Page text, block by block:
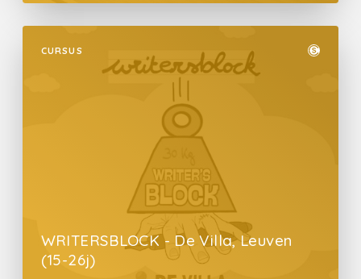
CURSUS
WRITERSBLOCK - De Villa, Leuven
(15-26j)